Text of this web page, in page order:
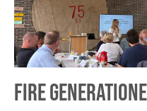
FIRE